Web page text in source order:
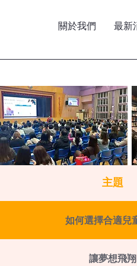
關於我們 最新
主題
如何選擇合適兒
讓夢想飛翔